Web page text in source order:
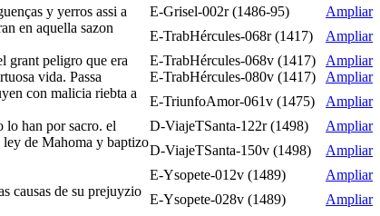
y yerros assi a E-Grisel-002r (1486-95)
Ampliar
en aquella sazon
E-TrabHércules-068r (1417)
Ampliar
grant peligro que era E-TrabHércules-068v (1417)
Ampliar
vida. Passa E-TrabHércules-080v (1417)
Ampliar
con malicia riebta a
E-TriunfoAmor-061v (1475)
Ampliar
lo han por sacro. el D-ViajeTSanta-122r (1498)
Ampliar
ley de Mahoma y baptizo
D-ViajeTSanta-150v (1498)
Ampliar
E-Ysopete-012v (1489)
Ampliar
causas de su prejuyzio
E-Ysopete-028v (1489) Ampliar